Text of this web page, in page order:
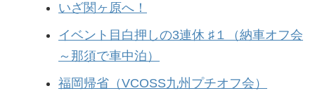
いざ関ヶ原へ！
イベント目白押しの3連休 ♯１（納車オフ会
～那須で車中泊）
福岡帰省（VCOSS九州プチオフ会）